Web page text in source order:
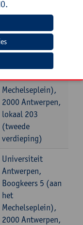
Universiteit
Antwerpen,
Boogkeers 5 (aan
het
Mechelseplein),
2000 Antwerpen,
lokaal 203
(tweede
verdieping)
Universiteit
Antwerpen,
Boogkeers 5 (aan
het
Mechelseplein),
2000 Antwerpen,